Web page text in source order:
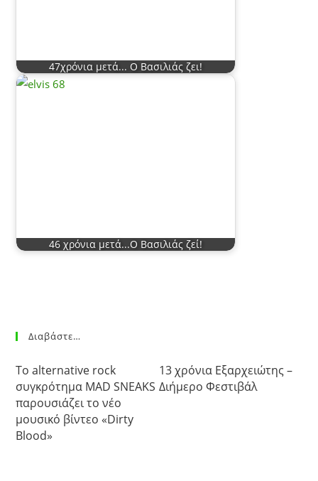
47χρόνια μετά... Ο Βασιλιάς ζει!
46 χρόνια μετά...Ο Βασιλιάς ζεί!
Διαβάστε…
Το alternative rock
συγκρότημα MAD SNEAKS
παρουσιάζει το νέο
μουσικό βίντεο «Dirty
Blood»
13 χρόνια Εξαρχειώτης –
Διήμερο Φεστιβάλ